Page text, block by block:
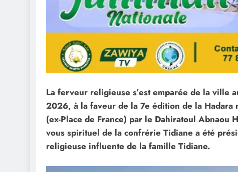
La ferveur religieuse s’est emparée de la ville
2026, à la faveur de la 7e édition de la Hadara
(ex-Place de France) par le Dahiratoul Abnaou
vous spirituel de la confrérie Tidiane a été
religieuse influente de la famille Tidiane.